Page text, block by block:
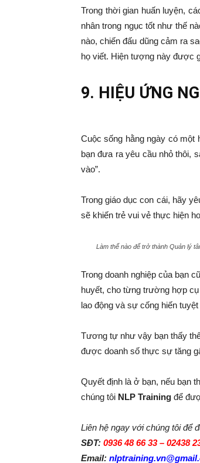
Trong thời gian huấn luyện,
nhân trong ngục tốt như thế
nào, chiến đấu dũng cảm ra
họ viết. Hiện tượng này được
9. HIỆU ỨNG
Cuộc sống hằng ngày có
bạn đưa ra yêu cầu nhỏ thôi,
vào”.
Trong giáo dục con cái, hãy
sẽ khiến trẻ vui vẻ thực hiện
Làm thế nào để trở thành Quản lý
Trong doanh nghiệp của bạn
huyết, cho từng trường hợp
lao động và sự cống hiến
Tương tự như vậy bạn thấy
được doanh số thực sự tăng
Quyết định là ở bạn, nếu bạn
chúng tôi NLP Training để
Liên hệ ngay với chúng tôi để
SĐT: 0936 48 66 33 – 02438
Email: